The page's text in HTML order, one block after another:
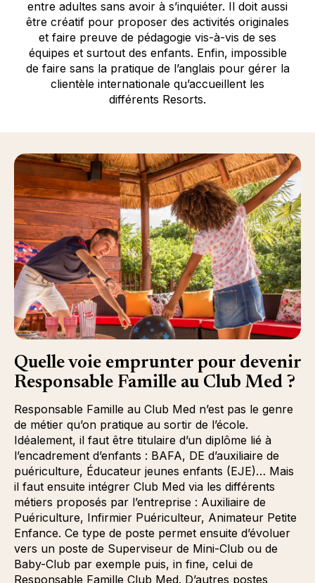
entre adultes sans avoir à s’inquiéter. Il doit aussi
être créatif pour proposer des activités originales
et faire preuve de pédagogie vis-à-vis de ses
équipes et surtout des enfants. Enfin, impossible
de faire sans la pratique de l’anglais pour gérer la
clientèle internationale qu’accueillent les
différents Resorts.
Quelle voie emprunter pour devenir
Responsable Famille au Club Med ?
Responsable Famille au Club Med n’est pas le genre
de métier qu’on pratique au sortir de l’école.
Idéalement, il faut être titulaire d’un diplôme lié à
l’encadrement d’enfants : BAFA, DE d’auxiliaire de
puériculture, Éducateur jeunes enfants (EJE)… Mais
il faut ensuite intégrer Club Med via les différents
métiers proposés par l’entreprise : Auxiliaire de
Puériculture, Infirmier Puériculteur, Animateur Petite
Enfance. Ce type de poste permet ensuite d’évoluer
vers un poste de Superviseur de Mini-Club ou de
Baby-Club par exemple puis, in fine, celui de
Responsable Famille Club Med. D’autres postes